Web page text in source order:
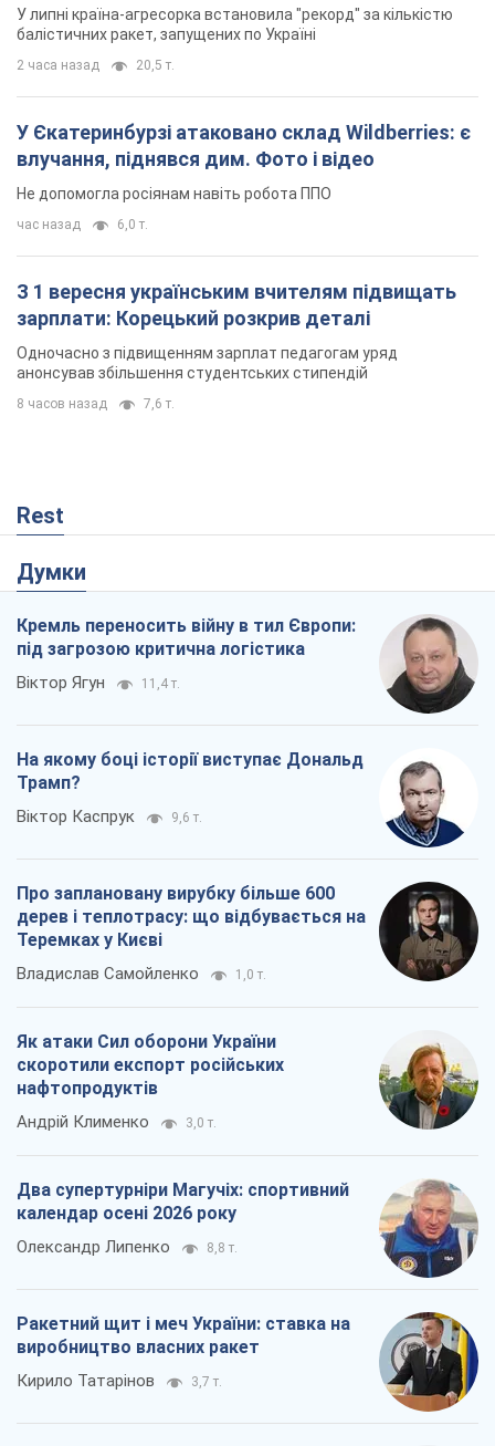
У липні країна-агресорка встановила "рекорд" за кількістю
балістичних ракет, запущених по Україні
2 часа назад 20,5 т.
У Єкатеринбурзі атаковано склад Wildberries: є
влучання, піднявся дим. Фото і відео
Не допомогла росіянам навіть робота ППО
час назад 6,0 т.
З 1 вересня українським вчителям підвищать
зарплати: Корецький розкрив деталі
Одночасно з підвищенням зарплат педагогам уряд
анонсував збільшення студентських стипендій
8 часов назад 7,6 т.
Rest
Думки
Кремль переносить війну в тил Європи:
під загрозою критична логістика
Віктор Ягун 11,4 т.
На якому боці історії виступає Дональд
Трамп?
Віктор Каспрук 9,6 т.
Про заплановану вирубку більше 600
дерев і теплотрасу: що відбувається на
Теремках у Києві
Владислав Самойленко 1,0 т.
Як атаки Сил оборони України
скоротили експорт російських
нафтопродуктів
Андрій Клименко 3,0 т.
Два супертурніри Магучіх: спортивний
календар осені 2026 року
Олександр Липенко 8,8 т.
Ракетний щит і меч України: ставка на
виробництво власних ракет
Кирило Татарінов 3,7 т.